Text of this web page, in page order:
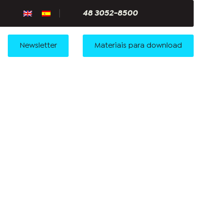
48 3052-8500
Newsletter Materiais para download